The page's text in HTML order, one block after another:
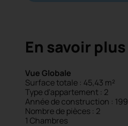
En savoir
Vue Globale
Surface totale : 45,43 m²
Type d'appartement : 2
Année de construction :
Nombre de pièces : 2
1 Chambres